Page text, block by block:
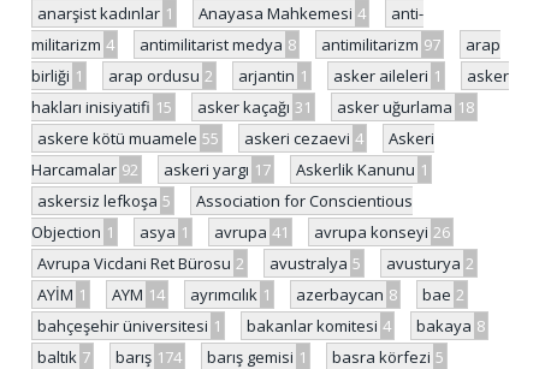
anarşist kadınlar 1 Anayasa Mahkemesi 4
anti-
militarizm 4 antimilitarist medya 8 antimilitarizm 97
arap
birliği 1 arap ordusu 2 arjantin 1 asker aileleri 1
asker
hakları inisiyatifi 15 asker kaçağı 31 asker uğurlama 18
askere kötü muamele 55 askeri cezaevi 4
Askeri
Harcamalar 92 askeri yargı 17 Askerlik Kanunu 1
askersiz lefkoşa 5
Association for Conscientious
Objection 1 asya 1 avrupa 41 avrupa konseyi 26
Avrupa Vicdani Ret Bürosu 2 avustralya 5 avusturya 2
AYİM 1 AYM 14 ayrımcılık 1 azerbaycan 8 bae 2
bahçeşehir üniversitesi 1 bakanlar komitesi 4 bakaya 8
baltık 7 barış 174 barış gemisi 1 basra körfezi 5